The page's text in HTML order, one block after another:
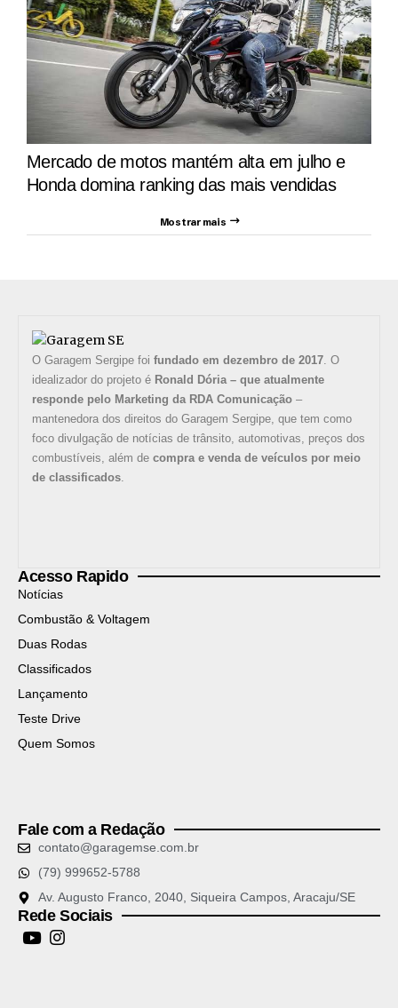
Mercado de motos mantém alta em julho e
Honda domina ranking das mais vendidas
Mostrar mais
O Garagem Sergipe foi fundado em dezembro de 2017 . O
idealizador do projeto é Ronald Dória – que atualmente
responde pelo Marketing da RDA Comunicação –
mantenedora dos direitos do Garagem Sergipe, que tem como
foco divulgação de notícias de trânsito, automotivas, preços dos
combustíveis, além de compra e venda de veículos por meio
de classificados
Acesso Rapido
Notícias
Combustão & Voltagem
Duas Rodas
Classificados
Lançamento
Teste Drive
Quem Somos
Fale com a Redação
contato@garagemse.com.br
(79) 999652-5788
Av. Augusto Franco, 2040, Siqueira Campos, Aracaju/SE
Rede Sociais